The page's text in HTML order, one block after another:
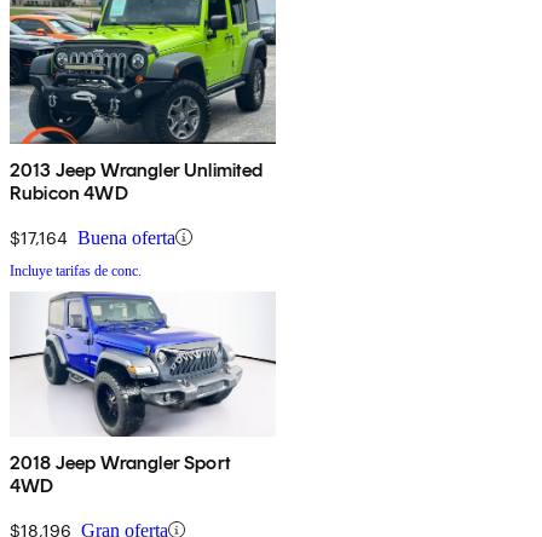
2013 Jeep Wrangler Unlimited
Rubicon 4WD
$17,164 Buena oferta
Incluye tarifas de conc.
2018 Jeep Wrangler Sport
4WD
$18,196 Gran oferta